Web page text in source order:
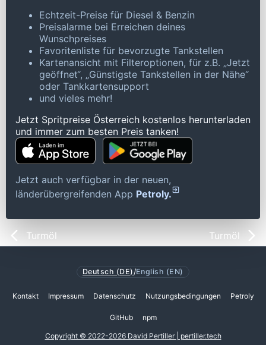
Echtzeit-Preise für Diesel & Benzin
Preisalarme bei Erreichen deines
Wunschpreises
Favoritenliste für bevorzugte Tankstellen
Kartenansicht mit Filteroptionen, für z.B. „Jetzt
geöffnet“, „Günstigste Tankstellen in der Nähe“
oder Tankkartensupport
und vieles mehr!
Jetzt Spritpreise Österreich kostenlos herunterladen
und immer zum besten Preis tanken!
Jetzt auch verfügbar in der neuen,
länderübergreifenden App Petroly.
Turmöl Turmöl
Deutsch (DE)/English (EN)
Kontakt Impressum Datenschutz Nutzungsbedingungen Petroly
GitHub npm
Copyright © 2022-2026 David Pertiller | pertiller.tech